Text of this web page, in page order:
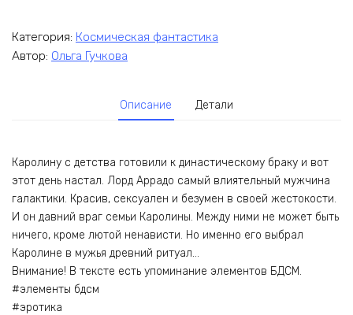
Категория: Космическая фантастика
Автор: Ольга Гучкова
Описание Детали
Каролину с детства готовили к династическому браку и вот
этот день настал. Лорд Аррадо самый влиятельный мужчина
галактики. Красив, сексуален и безумен в своей жестокости.
И он давний враг семьи Каролины. Между ними не может быть
ничего, кроме лютой ненависти. Но именно его выбрал
Каролине в мужья древний ритуал…
Внимание! В тексте есть упоминание элементов БДСМ.
#элементы бдсм
#эротика